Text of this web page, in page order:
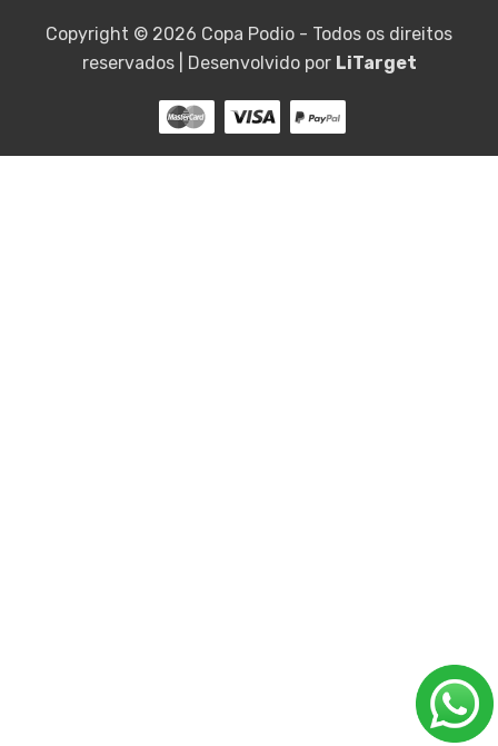
Copyright © 2026 Copa Podio - Todos os direitos
reservados | Desenvolvido por LiTarget